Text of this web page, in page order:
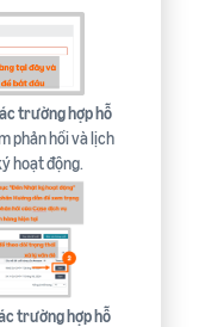
trường hợp hỗ
phản hồi và lịch
hoạt động.
trường hợp hỗ